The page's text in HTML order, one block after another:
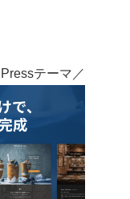
テーマ／